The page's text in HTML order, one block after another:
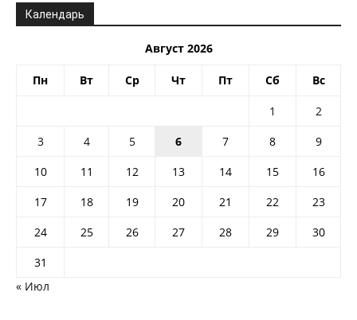
Календарь
Август 2026
Пн Вт Ср Чт Пт Сб Вс
1
2
3
4 5 6 7 8
9
10
11 12 13 14 15
16
17
18 19 20 21 22
23
24
25 26 27 28 29
30
31
« Июл